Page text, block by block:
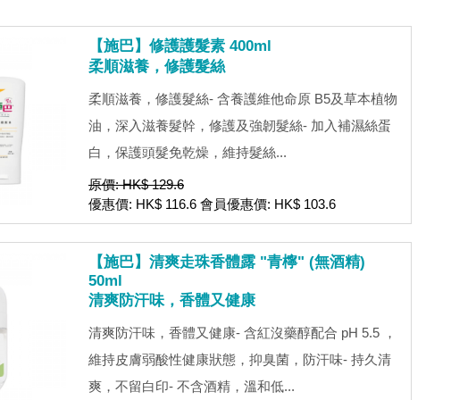
【施巴】修護護髮素 400ml
柔順滋養，修護髮絲
柔順滋養，修護髮絲- 含養護維他命原 B5及草本植物
油，深入滋養髮幹，修護及強韌髮絲- 加入補濕絲蛋
白，保護頭髮免乾燥，維持髮絲...
原價: HK$ 129.6
優惠價: HK$ 116.6 會員優惠價: HK$ 103.6
【施巴】清爽走珠香體露 "青檸" (無酒精)
50ml
清爽防汗味，香體又健康
清爽防汗味，香體又健康- 含紅沒藥醇配合 pH 5.5 ，
維持皮膚弱酸性健康狀態，抑臭菌，防汗味- 持久清
爽，不留白印- 不含酒精，溫和低...